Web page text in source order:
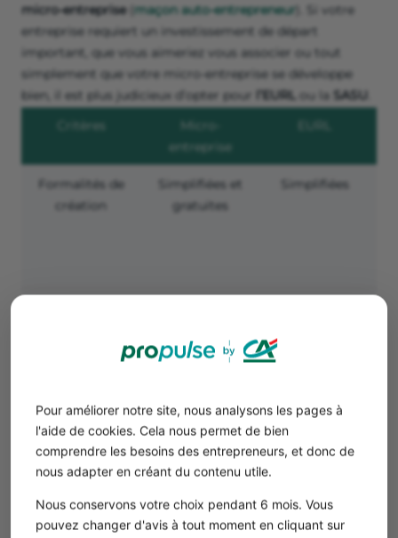
Pour améliorer notre site, nous analysons les pages à
l'aide de cookies. Cela nous permet de bien
comprendre les besoins des entrepreneurs, et donc de
nous adapter en créant du contenu utile.
Nous conservons votre choix pendant 6 mois. Vous
pouvez changer d'avis à tout moment en cliquant sur
micro-entreprise( maçon auto-entrepreneur ). Si votre
entreprise requiert un investissement de départ
important, que vous aimeriez vous associer ou tout
simplement que votre micro-entreprise se développe
bien, il est plus judicieux d’opter pour
l’EURL ou la SASU
Critères
entreprise
Formalités de
création
Simplifiées et
gratuites
Simplifiées
d’affaires
Oui (83 600 €
de services et
203 100 €
pour la vente
de
Charges 12,3 % ou 21,1 % Environ 40-